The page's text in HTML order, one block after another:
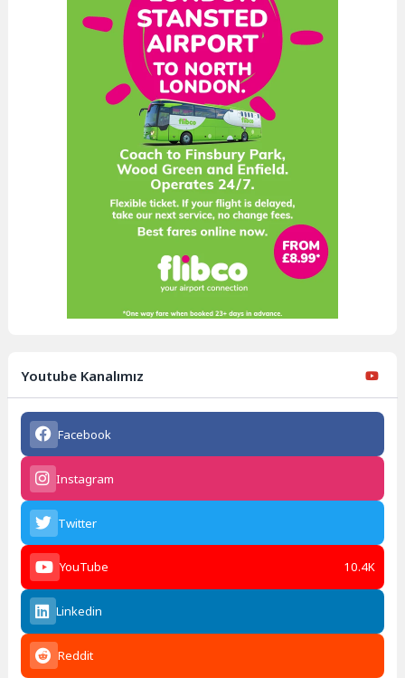
Youtube Kanalımız
Facebook
Instagram
Twitter
YouTube 10.4K
Linkedin
Reddit